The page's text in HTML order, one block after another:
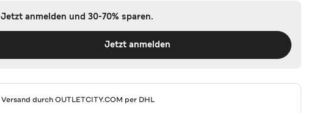
Jetzt anmelden und 30-70% sparen.
Jetzt anmelden
Versand durchOUTLETCITY.COM per DHL